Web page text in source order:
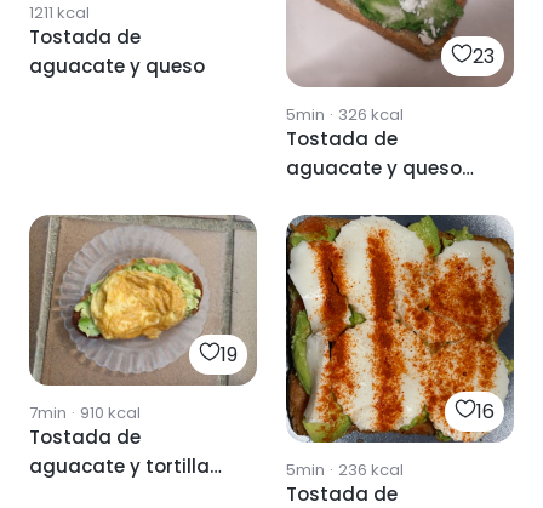
1211 kcal
Tostada de
aguacate y queso
23
5min · 326 kcal
Tostada de
aguacate y queso
19
7min · 910 kcal
Tostada de
aguacate y tortilla
16
5min · 236 kcal
Tostada de